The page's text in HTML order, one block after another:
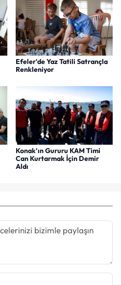
Efeler'de Yaz Tatili Satrançla
Renkleniyor
Konak'ın Gururu KAM Timi
Can Kurtarmak İçin Demir
Aldı